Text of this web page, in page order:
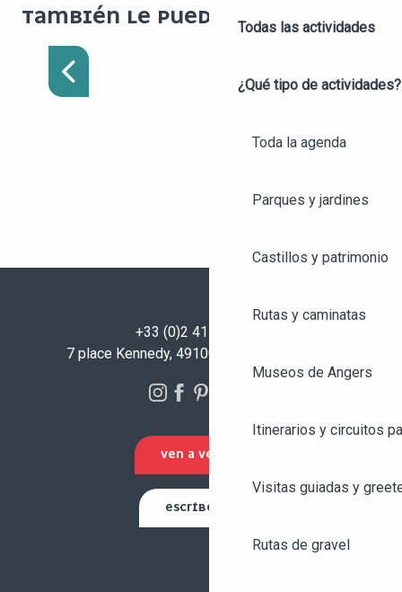
Todas las actividades
¿Qué tipo de actividades?
Toda la agenda
Parques y jardines
Castillos y patrimonio
Rutas y caminatas
Museos de Angers
Itinerarios y circuitos
Visitas guiadas y
Rutas de gravel
TAMBIÉN LE PUEDE INTERESAR
DESCUBRIR ANGERS EN
BICICLETA EN 1 DÍA
+33 (0)2 41 23 50 00
7 place Kennedy, 49100 Angers - FRANCIA
VEN A VERNOS
ESCRÍBENOS